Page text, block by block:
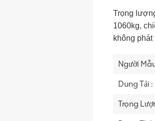
Trọng
1060kg,
không
Người
Dung Tải :
Trọng